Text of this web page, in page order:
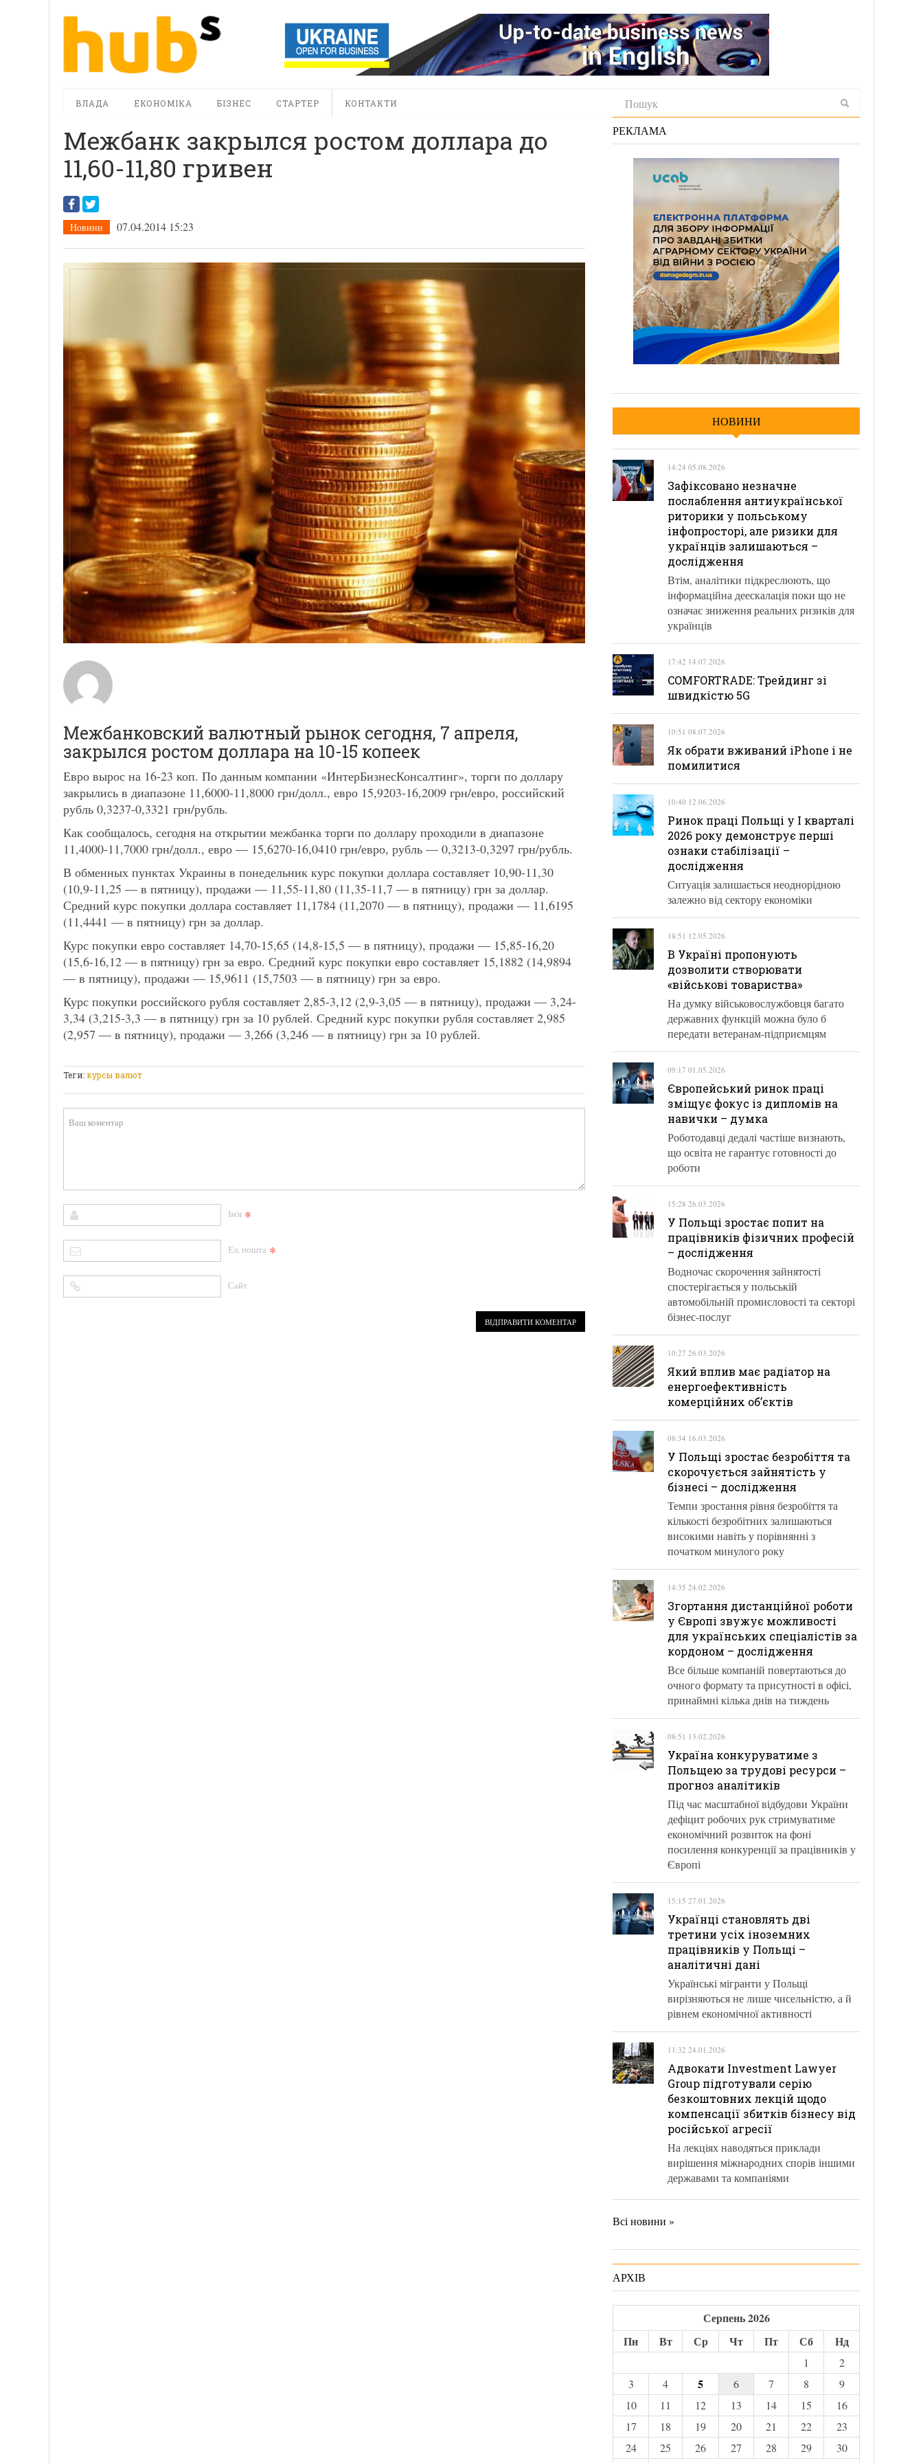
ВЛАДА ЕКОНОМІКА БІЗНЕС СТАРТЕР КОНТАКТИ
Межбанк закрылся ростом доллара до
11,60-11,80 гривен
Новини 07.04.2014 15:23
Межбанковский валютный рынок сегодня, 7 апреля,
закрылся ростом доллара на 10-15 копеек
Евро вырос на 16-23 коп. По данным компании «ИнтерБизнесКонсалтинг», торги по доллару
закрылись в диапазоне 11,6000-11,8000 грн/долл., евро 15,9203-16,2009 грн/евро, российский
рубль 0,3237-0,3321 грн/рубль.
Как сообщалось, сегодня на открытии межбанка торги по доллару проходили в диапазоне
11,4000-11,7000 грн/долл., евро — 15,6270-16,0410 грн/евро, рубль — 0,3213-0,3297 грн/рубль.
В обменных пунктах Украины в понедельник курс покупки доллара составляет 10,90-11,30
(10,9-11,25 — в пятницу), продажи — 11,55-11,80 (11,35-11,7 — в пятницу) грн за доллар.
Средний курс покупки доллара составляет 11,1784 (11,2070 — в пятницу), продажи — 11,6195
(11,4441 — в пятницу) грн за доллар.
Курс покупки евро составляет 14,70-15,65 (14,8-15,5 — в пятницу), продажи — 15,85-16,20
(15,6-16,12 — в пятницу) грн за евро. Средний курс покупки евро составляет 15,1882 (14,9894
— в пятницу), продажи — 15,9611 (15,7503 — в пятницу) грн за евро.
Курс покупки российского рубля составляет 2,85-3,12 (2,9-3,05 — в пятницу), продажи — 3,24-
3,34 (3,215-3,3 — в пятницу) грн за 10 рублей. Средний курс покупки рубля составляет 2,985
(2,957 — в пятницу), продажи — 3,266 (3,246 — в пятницу) грн за 10 рублей.
Теги:курсы валют
Ім'я *
Ел. пошта *
Сайт
РЕКЛАМА
НОВИНИ
14:24 05.08.2026
Зафіксовано незначне
послаблення антиукраїнської
риторики у польському
інфопросторі, але ризики для
українців залишаються –
дослідження
Втім, аналітики підкреслюють, що
інформаційна деескалація поки що не
означає зниження реальних ризиків для
українців
17:42 14.07.2026
COMFORTRADE: Трейдинг зі
швидкістю 5G
10:51 08.07.2026
Як обрати вживаний iPhone і не
помилитися
10:40 12.06.2026
Ринок праці Польщі у І кварталі
2026 року демонструє перші
ознаки стабілізації –
дослідження
Ситуація залишається неоднорідною
залежно від сектору економіки
18:51 12.05.2026
В Україні пропонують
дозволити створювати
«військові товариства»
На думку військовослужбовця багато
державних функцій можна було б
передати ветеранам-підприємцям
09:17 01.05.2026
Європейський ринок праці
зміщує фокус із дипломів на
навички – думка
Роботодавці дедалі частіше визнають,
що освіта не гарантує готовності до
роботи
15:28 26.03.2026
У Польщі зростає попит на
працівників фізичних професій
– дослідження
Водночас скорочення зайнятості
спостерігається у польській
автомобільній промисловості та секторі
бізнес-послуг
10:27 26.03.2026
Який вплив має радіатор на
енергоефективність
комерційних об’єктів
08:34 16.03.2026
У Польщі зростає безробіття та
скорочується зайнятість у
бізнесі – дослідження
Темпи зростання рівня безробіття та
кількості безробітних залишаються
високими навіть у порівнянні з
початком минулого року
14:35 24.02.2026
Згортання дистанційної роботи
у Європі звужує можливості
для українських спеціалістів за
кордоном – дослідження
Все більше компаній повертаються до
очного формату та присутності в офісі,
принаймні кілька днів на тиждень
08:51 13.02.2026
Україна конкуруватиме з
Польщею за трудові ресурси –
прогноз аналітиків
Під час масштабної відбудови України
дефіцит робочих рук стримуватиме
економічний розвиток на фоні
посилення конкуренції за працівників у
Європі
15:15 27.01.2026
Українці становлять дві
третини усіх іноземних
працівників у Польщі –
аналітичні дані
Українські мігранти у Польщі
вирізняються не лише чисельністю, а й
рівнем економічної активності
11:32 24.01.2026
Адвокати Investment Lawyer
Group підготували серію
безкоштовних лекцій щодо
компенсації збитків бізнесу від
російської агресії
На лекціях наводяться приклади
вирішення міжнародних спорів іншими
державами та компаніями
Всі новини »
АРХІВ
Серпень 2026
Пн
Вт Ср Чт Пт Сб Нд
1
2
3
4 5 6 7 8
9
10
11 12 13 14 15
16
17
18 19 20 21 22
23
24
25 26 27 28 29
30